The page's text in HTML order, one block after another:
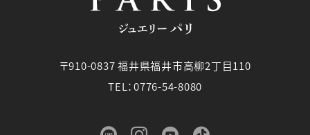
〒910-0837 福井県福井市高柳2丁目110
TEL：0776-54-8080